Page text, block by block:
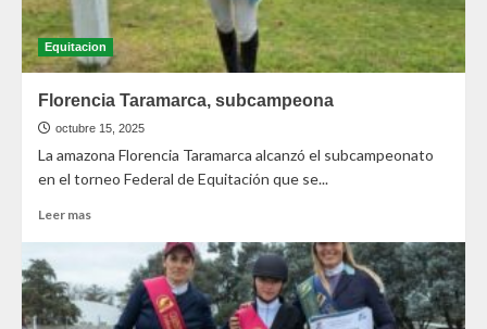
Equitacion
Florencia Taramarca, subcampeona
octubre 15, 2025
La amazona Florencia Taramarca alcanzó el subcampeonato
en el torneo Federal de Equitación que se...
Leer mas